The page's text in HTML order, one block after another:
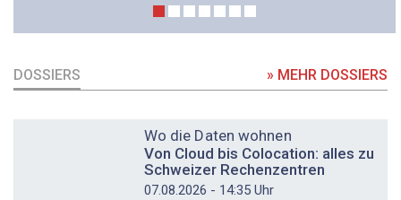
DOSSIERS » MEHR DOSSIERS
Wo die Daten wohnen
Von Cloud bis Colocation: alles zu
Schweizer Rechenzentren
07.08.2026 - 14:35 Uhr